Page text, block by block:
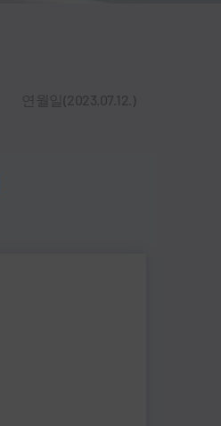
연월일(2023.07.12.)